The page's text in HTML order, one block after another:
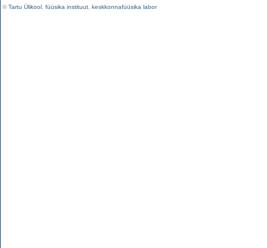
©Tartu Ülikool füüsika instituut keskkonnafüüsika labor